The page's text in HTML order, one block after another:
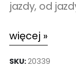
jazdy, od
więcej »
SKU:20339